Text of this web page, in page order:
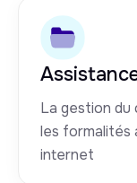
La gestion du
les formalités
internet